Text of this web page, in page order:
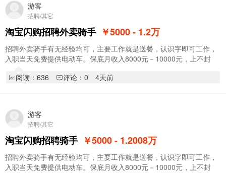
游客
招聘/其它
淘宝闪购招聘外卖骑手 ￥5000 - 1.2万
招聘外卖骑手有无经验均可，主要工作就是送餐，认识字即可工作，
入职当天免费提供电动车。保底月收入8000元－10000元，上不封
阅读：636
评论：0 4天前
游客
招聘/其它
淘宝闪购招聘骑手 ￥5000 - 1.2008万
招聘外卖骑手有无经验均可，主要工作就是送餐，认识字即可工作，
入职当天免费提供电动车。保底月收入8000元－10000元，上不封